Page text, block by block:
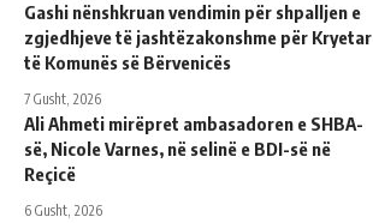
Gashi nënshkruan vendimin për shpalljen e
zgjedhjeve të jashtëzakonshme për Kryetar
të Komunës së Bërvenicës
7 Gusht, 2026
Ali Ahmeti mirëpret ambasadoren e SHBA-
së, Nicole Varnes, në selinë e BDI-së në
Reçicë
6 Gusht, 2026